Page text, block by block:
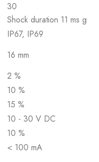
30
Shock duration 11 ms g
IP67, IP69
16 mm
2 %
10 %
15 %
10 - 30 V DC
10 %
< 100 mA